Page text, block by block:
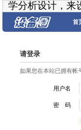
学分析设计，来
首
请登录
如果您在本站已拥有帐
用户名
密 码